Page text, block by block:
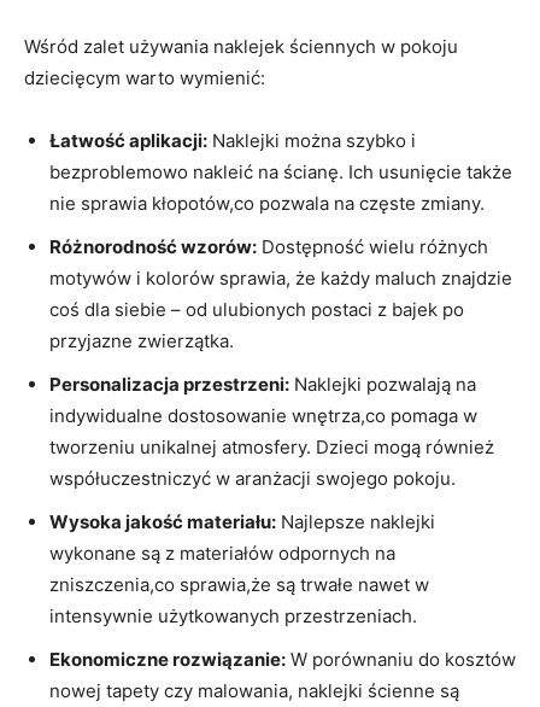
Wśród zalet używania naklejek ściennych ‍w pokoju ​
dziecięcym warto⁢ wymienić:
Łatwość⁣ aplikacji: Naklejki można ‍szybko i
bezproblemowo nakleić na ścianę. Ich usunięcie⁣ także
nie sprawia kłopotów,co pozwala na częste zmiany.
Różnorodność⁣ wzorów: Dostępność ⁣wielu różnych
motywów i kolorów sprawia, że każdy maluch‌ znajdzie
‍coś dla​ siebie – ‌od ulubionych postaci z bajek po
‌przyjazne ⁢zwierzątka.
Personalizacja przestrzeni: Naklejki‍ pozwalają na
indywidualne dostosowanie wnętrza,co pomaga w
tworzeniu ​unikalnej atmosfery. Dzieci mogą również
współuczestniczyć w aranżacji ‌swojego pokoju.
Wysoka ⁣jakość‍ materiału: Najlepsze naklejki‌
wykonane ⁢są z materiałów odpornych na​
zniszczenia,co sprawia,że są trwałe nawet w‌
intensywnie ⁢użytkowanych​ przestrzeniach.
Ekonomiczne rozwiązanie: W porównaniu do kosztów
nowej​ tapety czy‌ malowania, naklejki ścienne są⁤